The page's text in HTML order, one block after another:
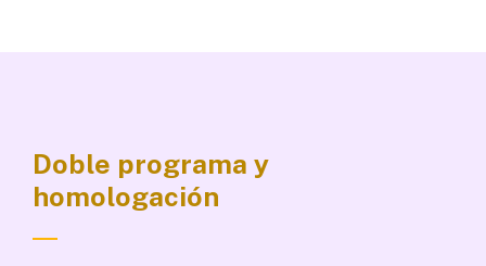
Doble programa y
homologación